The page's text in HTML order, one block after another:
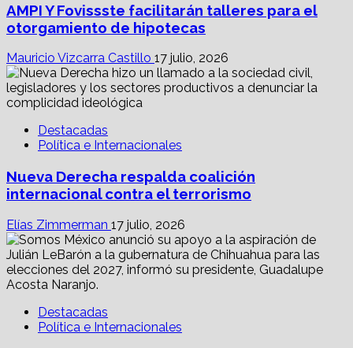
AMPI Y Fovissste facilitarán talleres para el
otorgamiento de hipotecas
Mauricio Vizcarra Castillo 17 julio, 2026
Destacadas
Política e Internacionales
Nueva Derecha respalda coalición
internacional contra el terrorismo
Elías Zimmerman 17 julio, 2026
Destacadas
Política e Internacionales